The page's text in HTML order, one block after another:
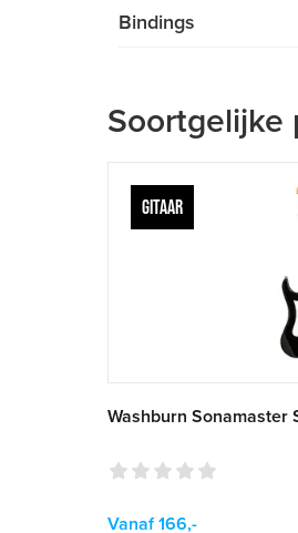
Bindings
Soortgelijke
GITAAR
Washburn Sonamaster
Vanaf 166,-